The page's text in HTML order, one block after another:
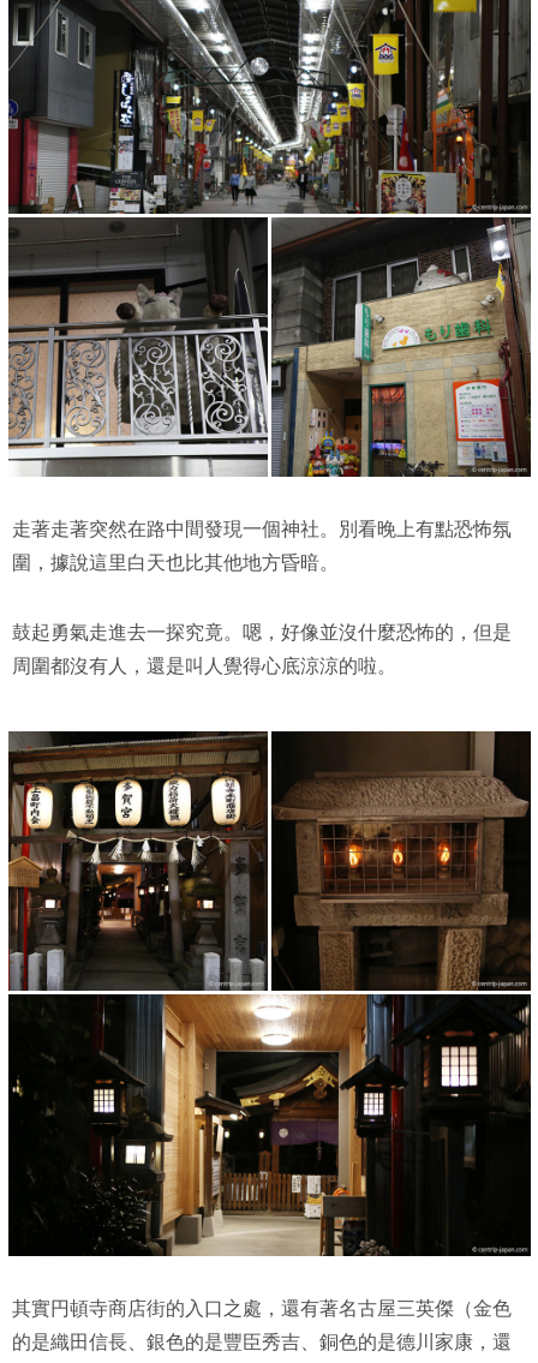
走著走著突然在路中間發現一個神社。別看晚上有點恐怖氛
圍，據說這里白天也比其他地方昏暗。
鼓起勇氣走進去一探究竟。嗯，好像並沒什麼恐怖的，但是
周圍都沒有人，還是叫人覺得心底涼涼的啦。
其實円頓寺商店街的入口之處，還有著名古屋三英傑（金色
的是織田信長、銀色的是豐臣秀吉、銅色的是德川家康，還